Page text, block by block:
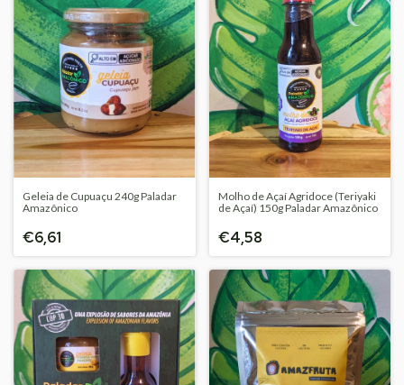
Geleia de Cupuaçu 240g Paladar
Amazônico
€6,61
Molho de Açaí Agridoce (Teriyaki
de Açaí) 150g Paladar Amazônico
€4,58